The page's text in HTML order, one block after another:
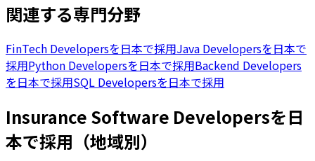
関連する専門分野
FinTech Developersを日本で採用Java Developersを日本で
採用Python Developersを日本で採用Backend Developers
を日本で採用SQL Developersを日本で採用
Insurance Software Developersを日
本で採用（地域別）